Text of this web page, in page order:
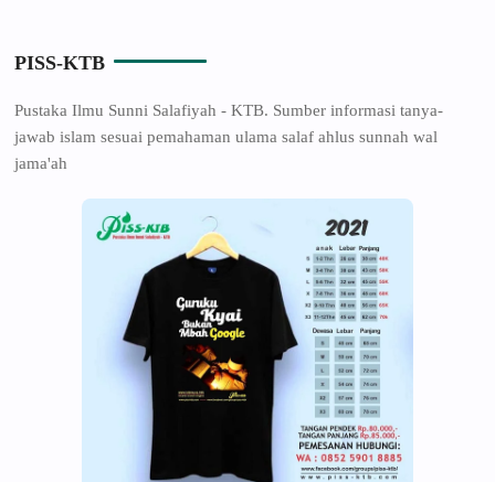
PISS-KTB
Pustaka Ilmu Sunni Salafiyah - KTB. Sumber informasi tanya-
jawab islam sesuai pemahaman ulama salaf ahlus sunnah wal
jama'ah